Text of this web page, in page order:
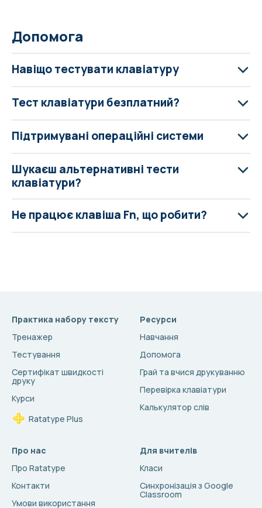
Допомога
Навіщо тестувати клавіатуру
Тест клавіатури безплатний?
Підтримувані операційні системи
Шукаєш альтернативні тести
клавіатури?
Не працює клавіша Fn, що робити?
Практика набору тексту
Тренажер
Тестування
Сертифікат швидкості
друку
Курси
Ratatype Plus
Ресурси
Навчання
Допомога
Грай та вчися друкуванню
Перевірка клавіатури
Калькулятор слів
Про нас
Про Ratatype
Контакти
Умови використання
Для вчителів
Класи
Синхронізація з Google
Classroom